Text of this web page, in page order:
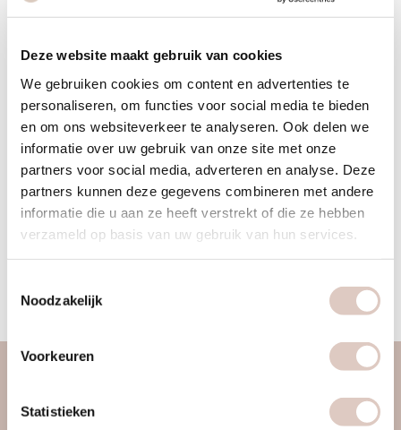
Deze website maakt gebruik van cookies
We gebruiken cookies om content en advertenties te
personaliseren, om functies voor social media te bieden
en om ons websiteverkeer te analyseren. Ook delen we
informatie over uw gebruik van onze site met onze
partners voor social media, adverteren en analyse. Deze
partners kunnen deze gegevens combineren met andere
informatie die u aan ze heeft verstrekt of die ze hebben
verzameld op basis van uw gebruik van hun services.
Noodzakelijk
Voorkeuren
Statistieken
Pleun
Together with my boyfriend, I live in Tilburg. After a period of
frequent abdominal pain, I became curious about what
relaxation, nutrition, and movement could do for me. From
my background in applied psychology and coaching (NLP),
my love for a holistic lifestyle naturally grew. At bbb,
everything comes together that truly makes me happy.
version of themselves.